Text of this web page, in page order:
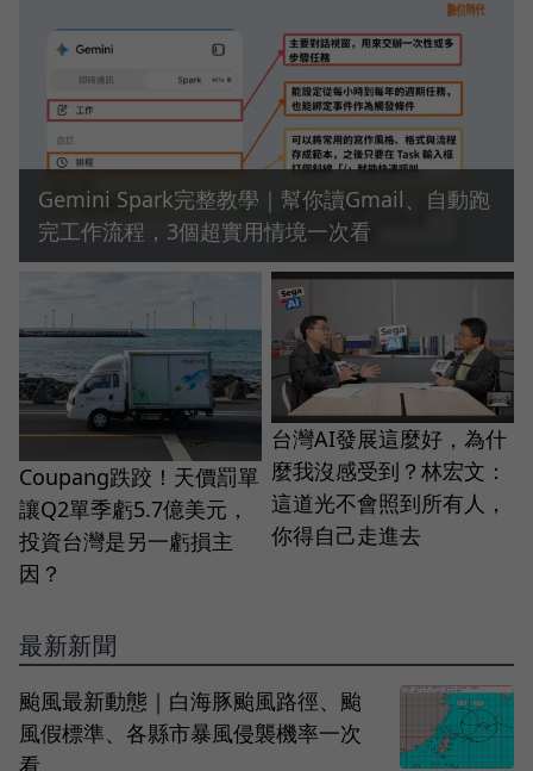
Gemini Spark完整教學｜幫你讀Gmail、自動跑
完工作流程，3個超實用情境一次看
Coupang跌跤！天價罰單
讓Q2單季虧5.7億美元，
投資台灣是另一虧損主
因？
台灣AI發展這麼好，為什
麼我沒感受到？林宏文：
這道光不會照到所有人，
你得自己走進去
最新新聞
颱風最新動態｜白海豚颱風路徑、颱
風假標準、各縣市暴風侵襲機率一次
看